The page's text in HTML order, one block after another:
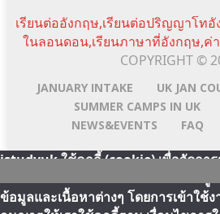
เรียนต่ออังกฤษ,เรียนต่อปริญญาโท
ในลอนดอน,เรียนภาษาที่อังกฤษ,ค่
COPYRIGHT ©
JANUARY INTAKE UK JAN
SUMMER CAMPS IN UK
NEWS&EVENTS
FAQ
Scroll
Top
Line:id
Email
istudyuk ใช้คุกกี้ (cookie) เพื่อจัดกา
ข้อมูลและเนื้อหาต่างๆ โดยการเข้าใช้